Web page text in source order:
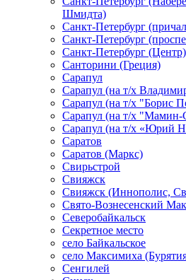
Шмидта)
Санкт-Петербург
Санкт-Петербург
Санкт-Петербург (Центр)
Санторини (Греция)
Сарапул
Сарапул (на т/х
Сарапул (на т/х "Борис
Сарапул (на т/х
Сарапул (на т/х «Юрий
Саратов
Саратов (Маркс)
Свирьстрой
Свияжск
Свияжск (Иннополис,
Свято-Вознесенский
Северобайкальск
Секретное место
село Байкальское
село Максимиха
Сенгилей